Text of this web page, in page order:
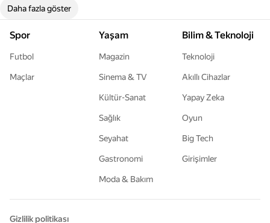
Daha fazla göster
Spor
Futbol
Maçlar
Yaşam
Magazin
Sinema & TV
Kültür-Sanat
Sağlık
Seyahat
Gastronomi
Moda & Bakım
Bilim & Teknoloji
Teknoloji
Akıllı Cihazlar
Yapay Zeka
Oyun
Big Tech
Girişimler
Gizlilik politikası